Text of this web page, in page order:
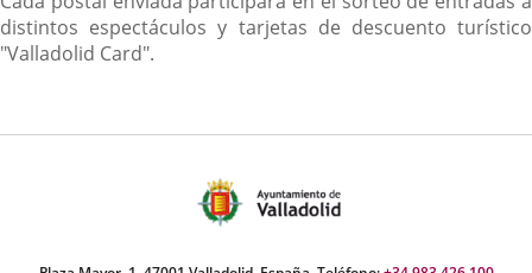
distintos espectáculos y tarjetas de descuento turístico
"Valladolid Card".